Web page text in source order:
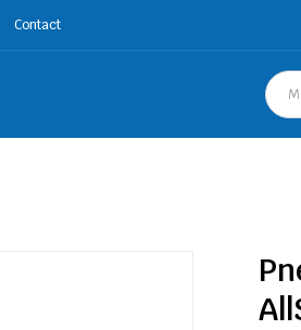
Contact